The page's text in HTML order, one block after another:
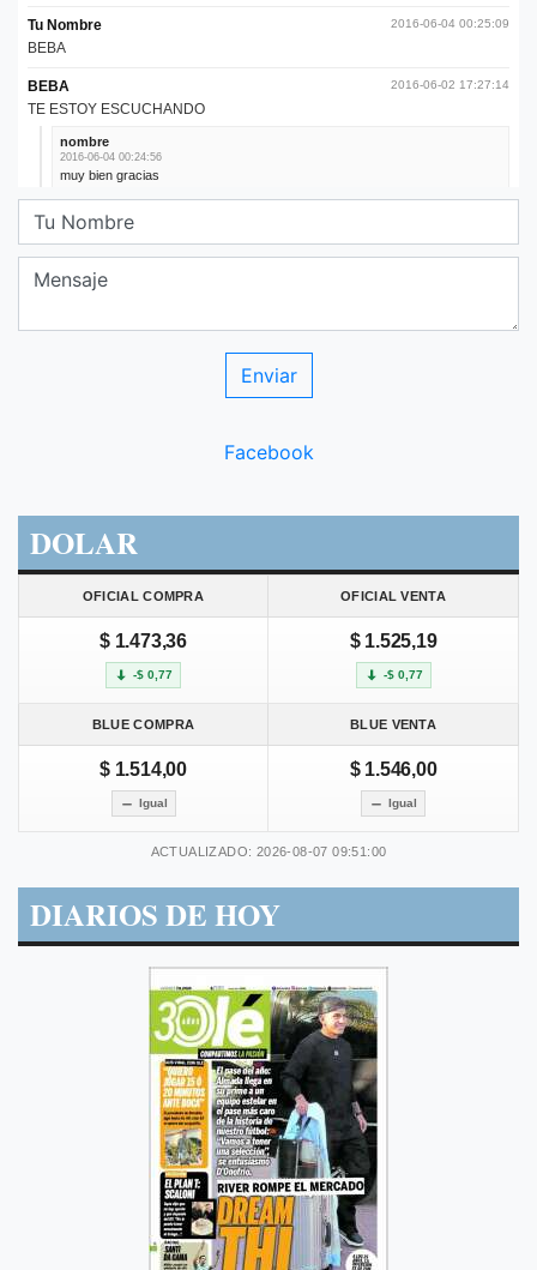
Facebook
DOLAR
OFICIAL COMPRA OFICIAL VENTA
$ 1.473,36
-$ 0,77
$ 1.525,19
-$ 0,77
BLUE COMPRA BLUE VENTA
$ 1.514,00
Igual
$ 1.546,00
Igual
ACTUALIZADO: 2026-08-07 09:51:00
DIARIOS DE HOY